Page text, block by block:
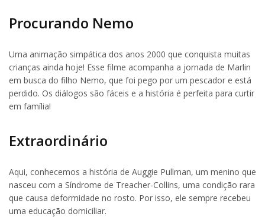
Procurando Nemo
Uma animação simpática dos anos 2000 que conquista muitas
crianças ainda hoje! Esse filme acompanha a jornada de Marlin
em busca do filho Nemo, que foi pego por um pescador e está
perdido. Os diálogos são fáceis e a história é perfeita para curtir
em família!
Extraordinário
Aqui, conhecemos a história de Auggie Pullman, um menino que
nasceu com a Síndrome de Treacher-Collins, uma condição rara
que causa deformidade no rosto. Por isso, ele sempre recebeu
uma educação domiciliar.